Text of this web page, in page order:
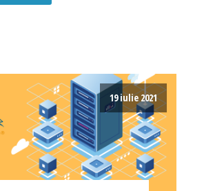
19 iulie 2021